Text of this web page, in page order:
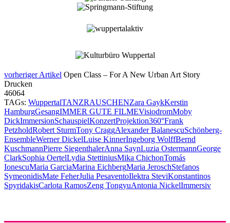
vorheriger Artikel Open Class – For A New Urban Art Story
Drucken
46064
TAGs: WuppertalTANZRAUSCHENZara GaykKerstin
HamburgGesangIMMER GUTE FILMEVisiodromMoby
DickImmersionSchauspielKonzertProjektion360°Frank
PetzholdRobert SturmTony CraggAlexander BalanescuSchönberg-
EnsembleWerner DickelLuise KinnerIngeborg WolffBernd
KuschmannPierre SiegenthalerAnna SaynLuzia OstermannGeorge
ClarkSophia OertelLydia StettiniusMika ChichonTomás
IonescuMaria GarciaMarina EichbergMaria JeroschStefanos
SymeonidisMate FeherJulia PesaventoIlektra SteviKonstantinos
SpyridakisCarlota RamosZeng TongyuAntonia NickelImmersiv